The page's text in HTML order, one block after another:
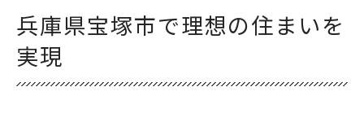
兵庫県宝塚市で理想の住まいを
実現